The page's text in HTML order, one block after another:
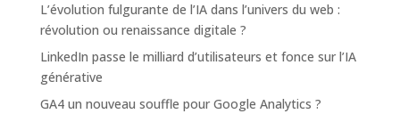
L’évolution fulgurante de l’IA dans l’univers du web :
révolution ou renaissance digitale ?
LinkedIn passe le milliard d’utilisateurs et fonce sur l’IA
générative
GA4 un nouveau souffle pour Google Analytics ?